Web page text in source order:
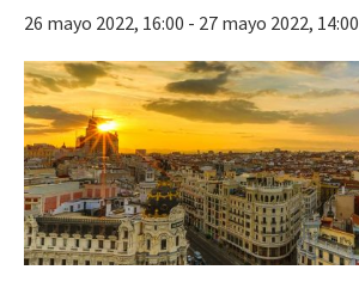
26 mayo 2022, 16:00 - 27 mayo 2022, 14:00